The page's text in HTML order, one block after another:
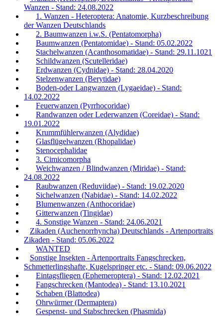
Wanzen - Stand: 24.08.2022
1. Wanzen - Heteroptera: Anatomie, Kurzbeschreibung
der Wanzen Deutschlands
2. Baumwanzen i.w.S. (Pentatomorpha)
Baumwanzen (Pentatomidae) - Stand: 05.02.2022
Stachelwanzen (Acanthosomatidae) - Stand: 29.11.1021
Schildwanzen (Scutelleridae)
Erdwanzen (Cydnidae) - Stand: 28.04.2020
Stelzenwanzen (Berytidae)
Boden-oder Langwanzen (Lygaeidae) - Stand:
14.02.2022
Feuerwanzen (Pyrrhocoridae)
Randwanzen oder Lederwanzen (Coreidae) - Stand:
19.01.2022
Krummfühlerwanzen (Alydidae)
Glasflügelwanzen (Rhopalidae)
Stenocephalidae
3. Cimicomorpha
Weichwanzen / Blindwanzen (Miridae) - Stand:
24.08.2022
Raubwanzen (Reduviidae) - Stand: 19.02.2020
Sichelwanzen (Nabidae) - Stand: 14.02.2022
Blumenwanzen (Anthocoridae)
Gitterwanzen (Tingidae)
4. Sonstige Wanzen - Stand: 24.06.2021
Zikaden (Auchenorrhyncha) Deutschlands - Artenportraits
Zikaden - Stand: 05.06.2022
WANTED
Sonstige Insekten - Artenportraits Fangschrecken,
Schmetterlingshafte, Kugelspringer etc. - Stand: 09.06.2022
Eintagsfliegen (Ephemeroptera) - Stand: 12.02.2021
Fangschrecken (Mantodea) - Stand: 13.10.2021
Schaben (Blattodea)
Ohrwürmer (Dermaptera)
Gespenst- und Stabschrecken (Phasmida)